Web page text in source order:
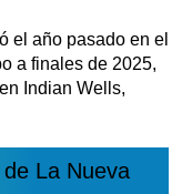
el año pasado en el
a finales de 2025,
Indian Wells,
La Nueva